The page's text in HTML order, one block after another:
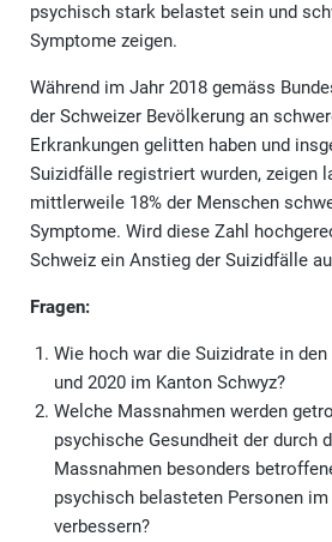
psychisch stark belastet sein und
Symptome zeigen.
Während im Jahr 2018 gemäss
der Schweizer Bevölkerung an
Erkrankungen gelitten haben und
Suizidfälle registriert wurden, zeigen
mittlerweile 18% der Menschen
Symptome. Wird diese Zahl
Schweiz ein Anstieg der Suizidfälle
Fragen:
Wie hoch war die Suizidrate in den
und 2020 im Kanton Schwyz?
Welche Massnahmen werden
psychische Gesundheit der durch
Massnahmen besonders
psychisch belasteten Personen
verbessern?